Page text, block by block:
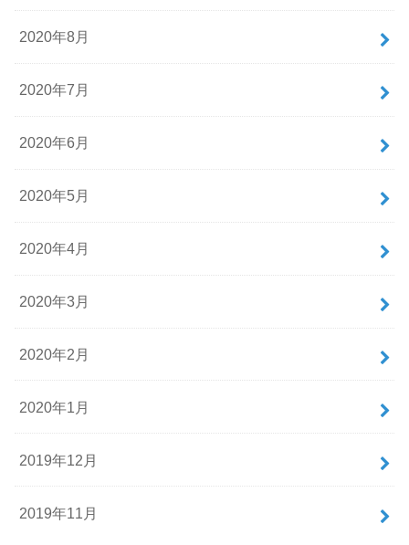
2020年8月
2020年7月
2020年6月
2020年5月
2020年4月
2020年3月
2020年2月
2020年1月
2019年12月
2019年11月